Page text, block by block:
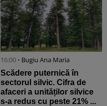
16:00 • Bugiu ⁠Ana Maria
Scădere puternică în
sectorul silvic. Cifra de
afaceri a unităților silvice
s-a redus cu peste 21% ...